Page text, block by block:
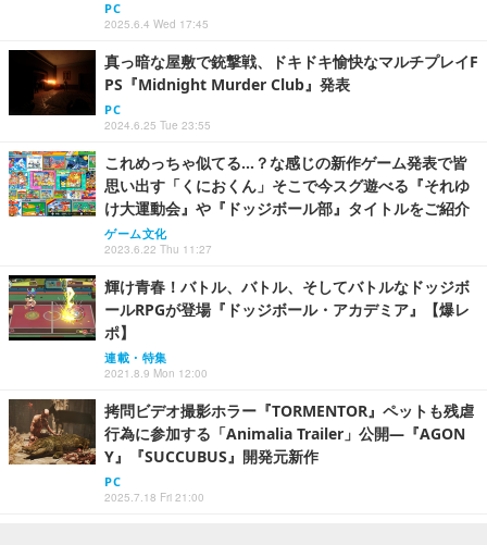
PC
2025.6.4 Wed 17:45
真っ暗な屋敷で銃撃戦、ドキドキ愉快なマルチプレイF
PS『Midnight Murder Club』発表
PC
2024.6.25 Tue 23:55
これめっちゃ似てる…？な感じの新作ゲーム発表で皆
思い出す「くにおくん」そこで今スグ遊べる『それゆ
け大運動会』や『ドッジボール部』タイトルをご紹介
ゲーム文化
2023.6.22 Thu 11:27
輝け青春！バトル、バトル、そしてバトルなドッジボ
ールRPGが登場『ドッジボール・アカデミア』【爆レ
ポ】
連載・特集
2021.8.9 Mon 12:00
拷問ビデオ撮影ホラー『TORMENTOR』ペットも残虐
行為に参加する「Animalia Trailer」公開―『AGON
Y』『SUCCUBUS』開発元新作
PC
2025.7.18 Fri 21:00